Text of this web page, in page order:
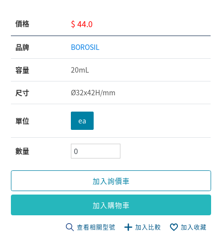
價格 $ 44.0
品牌 BOROSIL
容量 20mL
尺寸 Ø32x42H/mm
單位 ea
數量
加入詢價車
加入購物車
查看相關型號 加入比較 加入收藏